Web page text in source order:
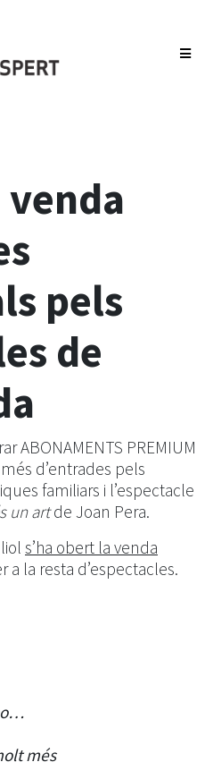
pels
de
ABONAMENTS PREMIUM
més d’entrades pels
familiars i l’espectacle
un artde Joan Pera.
s’ha obert la venda
a la resta d’espectacles.
més